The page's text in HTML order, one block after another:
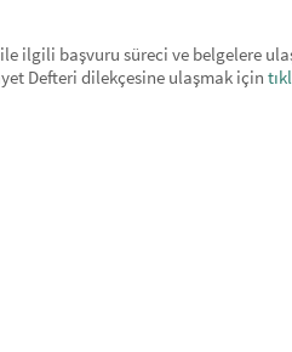
ilgili başvuru süreci ve belgelere
Defteri dilekçesine ulaşmak için